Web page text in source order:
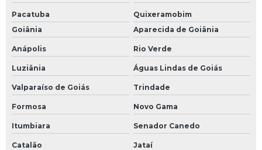
Pacatuba
Quixeramobim
Goiânia
Aparecida de Goiânia
Anápolis Rio Verde
Luziânia Águas Lindas de Goiás
Valparaíso de Goiás Trindade
Formosa Novo Gama
Itumbiara Senador Canedo
Catalão Jataí